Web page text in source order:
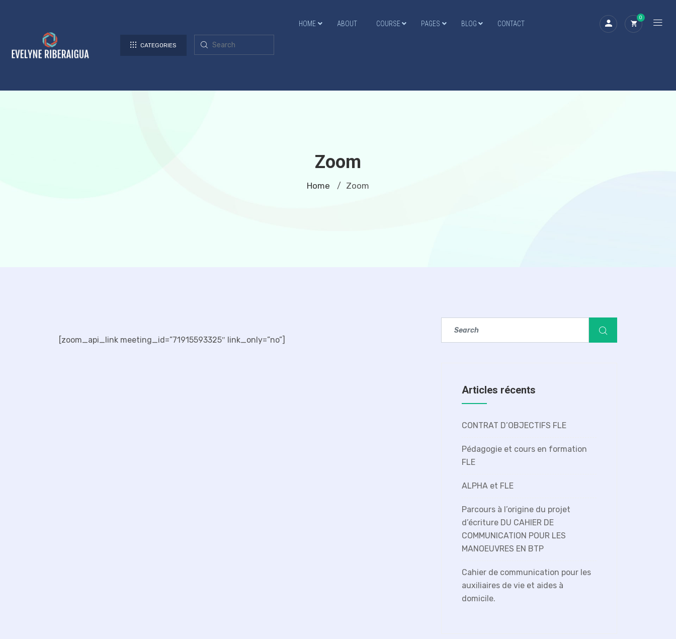
CATEGORIES
HOME ABOUT COURSE PAGES BLOG CONTACT
0
Zoom
Home / Zoom
[zoom_api_link meeting_id=”71915593325″ link_only=”no”]
Articles récents
CONTRAT D’OBJECTIFS FLE
Pédagogie et cours en formation
FLE
ALPHA et FLE
Parcours à l’origine du projet
d’écriture DU CAHIER DE
COMMUNICATION POUR LES
MANOEUVRES EN BTP
Cahier de communication pour les
auxiliaires de vie et aides à
domicile.